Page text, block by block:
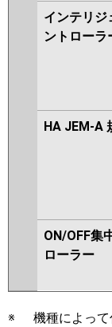
インテリジ
ントローラ
HA JEM-A
ON/OFF集
ローラー
※
機種によって